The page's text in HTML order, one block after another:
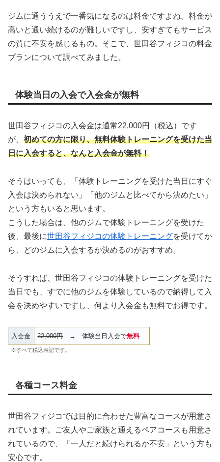
ジムに通ううえで一番気になるのは料金ですよね。料金が
高いと通い続けるのが難しいですし、安すぎてもサービス
の質に不安を感じるもの。そこで、世田谷フィジコの料金
プランについて調べてみました。
体験当日の入会で入会金が無料
世田谷フィジコの入会金は通常22,000円（税込）です
が、 初めての方に限り、無料体験トレーニングを受けた当
日に入会すると、なんと入会金が無料！
そうはいっても、「体験トレーニングを受けた当日にすぐ
入会は決められない」「他のジムと比べてから決めたい」
という方もいると思います。
こうした場合は、他のジムで体験トレーニングを受けた
後、最後に世田谷フィジコの体験トレーニングを受けてか
ら、どのジムに入会するか決めるのがおすすめ。
そうすれば、世田谷フィジコの体験トレーニングを受けた
当日でも、すでに他のジムを体験しているので納得して入
会を決めやすいですし、何より入会金も無料でお得です。
入会金 22,000円→ 体験当日入会で無料
※すべて税込表記です。
各種コース料金
世田谷フィジコでは目的に合わせた豊富なコースが用意さ
れています。ご友人やご家族と通えるペアコースも用意さ
れているので、「一人だと続けられるか不安」という方も
安心です。